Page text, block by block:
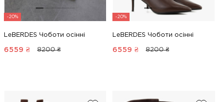
-20%
LeBERDES Чоботи осінні
6559 ₴ 8200 ₴
-20%
LeBERDES Чоботи осінні
6559 ₴ 8200 ₴